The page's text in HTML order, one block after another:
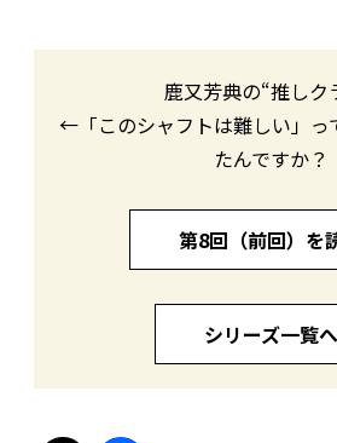
鹿又芳典の“推しク
←「このシャフトは難しい」っ
たんですか？
第8回（前回）を
シリーズ一覧へ